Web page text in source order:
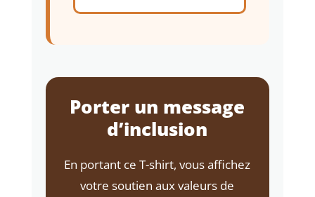
Porter un message
d’inclusion
En portant ce T-shirt, vous affichez
votre soutien aux valeurs de